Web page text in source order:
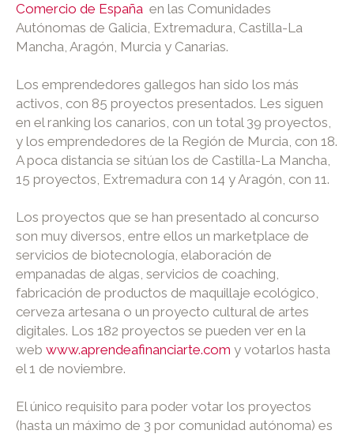
Comercio de España en las Comunidades
Autónomas de Galicia, Extremadura, Castilla-La
Mancha, Aragón, Murcia y Canarias.
Los emprendedores gallegos han sido los más
activos, con 85 proyectos presentados. Les siguen
en el ranking los canarios, con un total 39 proyectos,
y los emprendedores de la Región de Murcia, con 18.
A poca distancia se sitúan los de Castilla-La Mancha,
15 proyectos, Extremadura con 14 y Aragón, con 11.
Los proyectos que se han presentado al concurso
son muy diversos, entre ellos un marketplace de
servicios de biotecnología, elaboración de
empanadas de algas, servicios de coaching,
fabricación de productos de maquillaje ecológico,
cerveza artesana o un proyecto cultural de artes
digitales. Los 182 proyectos se pueden ver en la
web www.aprendeafinanciarte.com y votarlos hasta
el 1 de noviembre.
El único requisito para poder votar los proyectos
(hasta un máximo de 3 por comunidad autónoma) es